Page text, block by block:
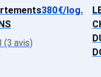
380€/log.
(3 avis)